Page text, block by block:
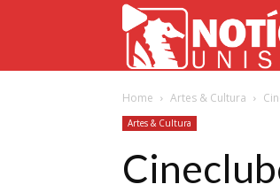
Home Artes & Cultura
Artes & Cultura